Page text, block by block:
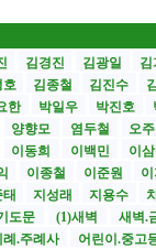
김경진 김광일 김
호 김종철 김진수
한 박일우 박진호
양향모 염두철 오
이동희 이백민 이
이종철 이준원
지성래 지용수
도문 (1)새벽 새벽.
례.주례사 어린이.중고